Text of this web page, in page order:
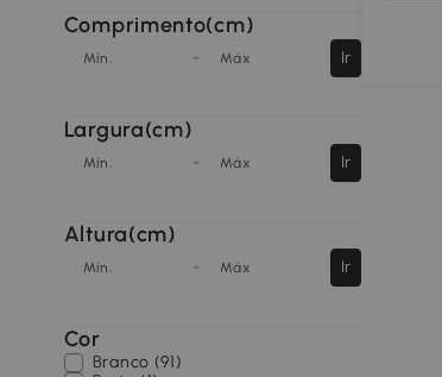
Comprimento(cm)
Mín. - Máx Ir
Largura(cm)
Mín. - Máx Ir
Altura(cm)
Mín. - Máx Ir
Cor
Branco (91)